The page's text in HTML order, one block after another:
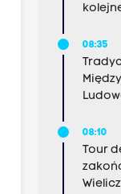
08:35
08:10
Tour